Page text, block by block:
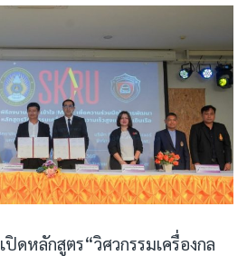
ดหลักสูตร“วิศวกรรมเครื่องกล